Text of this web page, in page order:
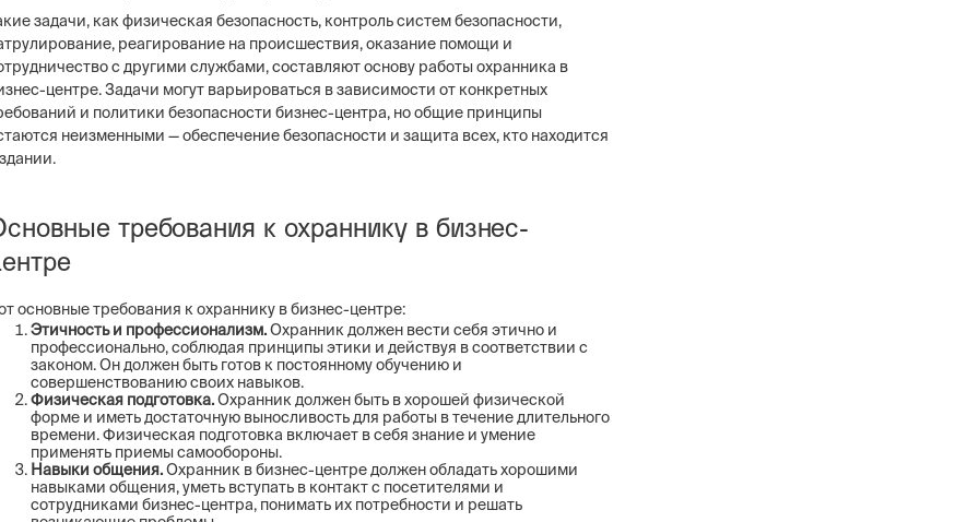
задачи, как физическая безопасность, контроль систем безопасности,
реагирование на происшествия, оказание помощи и
с другими службами, составляют основу работы охранника в
центре. Задачи могут варьироваться в зависимости от конкретных
и политики безопасности бизнес-центра, но общие принципы
неизменными — обеспечение безопасности и защита всех, кто находится
требования к охраннику в бизнес-
основные требования к охраннику в бизнес-центре:
Этичность и профессионализм.Охранник должен вести себя этично и
профессионально, соблюдая принципы этики и действуя в соответствии с
законом. Он должен быть готов к постоянному обучению и
совершенствованию своих навыков.
Физическая подготовка.Охранник должен быть в хорошей физической
форме и иметь достаточную выносливость для работы в течение длительного
времени. Физическая подготовка включает в себя знание и умение
применять приемы самообороны.
Навыки общения.Охранник в бизнес-центре должен обладать хорошими
навыками общения, уметь вступать в контакт с посетителями и
сотрудниками бизнес-центра, понимать их потребности и решать